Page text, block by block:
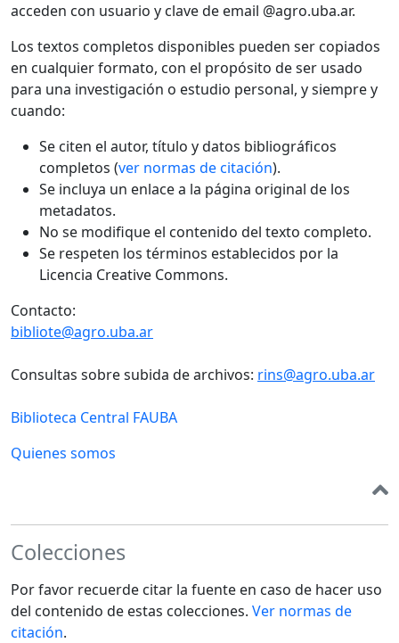
acceden con usuario y clave de email @agro.uba.ar.
Los textos completos disponibles pueden ser copiados
en cualquier formato, con el propósito de ser usado
para una investigación o estudio personal, y siempre y
cuando:
Se citen el autor, título y datos bibliográficos
completos (ver normas de citación).
Se incluya un enlace a la página original de los
metadatos.
No se modifique el contenido del texto completo.
Se respeten los términos establecidos por la
Licencia Creative Commons.
Contacto:
bibliote@agro.uba.ar
Consultas sobre subida de archivos: rins@agro.uba.ar
Biblioteca Central FAUBA
Quienes somos
Colecciones
Por favor recuerde citar la fuente en caso de hacer uso
del contenido de estas colecciones. Ver normas de
citación.